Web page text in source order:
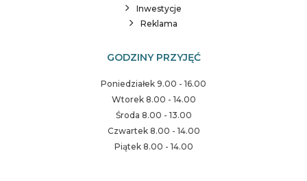
Inwestycje
Reklama
GODZINY PRZYJĘĆ
Poniedziałek 9.00 - 16.00
Wtorek 8.00 - 14.00
Środa 8.00 - 13.00
Czwartek 8.00 - 14.00
Piątek 8.00 - 14.00